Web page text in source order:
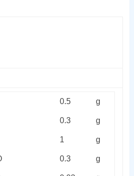
0.5 g
0.3 g
1 g
0.3 g